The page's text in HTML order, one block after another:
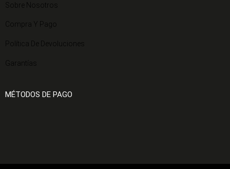
Sobre Nosotros
Compra Y Pago
Política De Devoluciones
Garantías
MÉTODOS DE PAGO